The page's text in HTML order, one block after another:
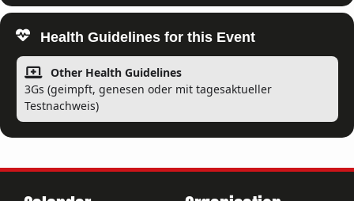
Health Guidelines for this Event
Other Health Guidelines
3Gs (geimpft, genesen oder mit tagesaktueller
Testnachweis)